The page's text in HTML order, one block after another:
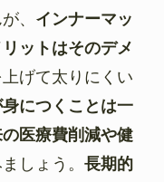
、 インナーマッ
ットはそのデメ
げて太りにくい
につくことは一
医療費削減や健
しょう。 長期的